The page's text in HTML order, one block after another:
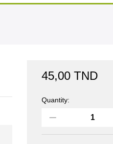
45,00 TND
VOLKA
Quantity: